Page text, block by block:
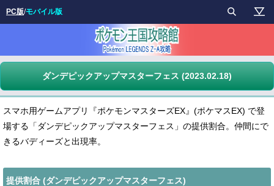
ダンデピックアップマスターフェス (2023.02.18)
スマホ用ゲームアプリ『ポケモンマスターズEX』(ポケマスEX) で登
場する「ダンデピックアップマスターフェス」の提供割合。仲間にで
きるバディーズと出現率。
提供割合 (ダンデピックアップマスターフェス)
PC版/モバイル版